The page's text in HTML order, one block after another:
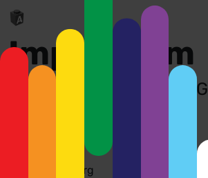
Impressum
Angaben gemäß § 5 TMG
21335 Lüneburg